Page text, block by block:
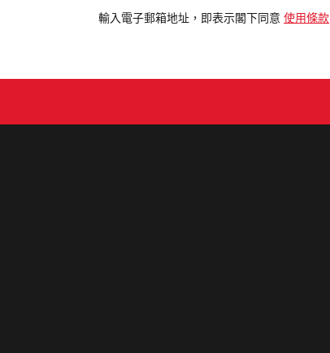
電
輸入電子郵箱地址，即表示閣下同意 使用條款